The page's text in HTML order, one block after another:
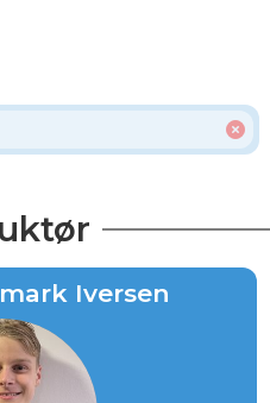
Iversen